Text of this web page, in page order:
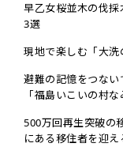
早乙女桜並木の伐
3選
現地で楽しむ「大
避難の記憶をつない
「福島いこいの村
500万回再生突破の
にある移住者を迎え